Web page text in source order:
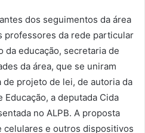
dos seguimentos da área
professores da rede particular
da educação, secretaria de
da área, que se uniram
de projeto de lei, de autoria da
a deputada Cida
no ALPB. A proposta
celulares e outros dispositivos